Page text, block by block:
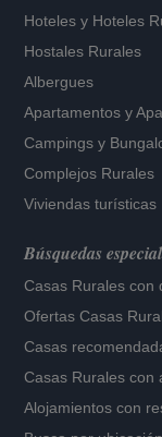
Hoteles y Hoteles
Hostales Rurales
Albergues
Apartamentos y
Campings y
Complejos Rurales
Viviendas turísticas
Búsquedas
Casas Rurales con
Ofertas Casas
Casas
Casas Rurales con
Alojamientos con